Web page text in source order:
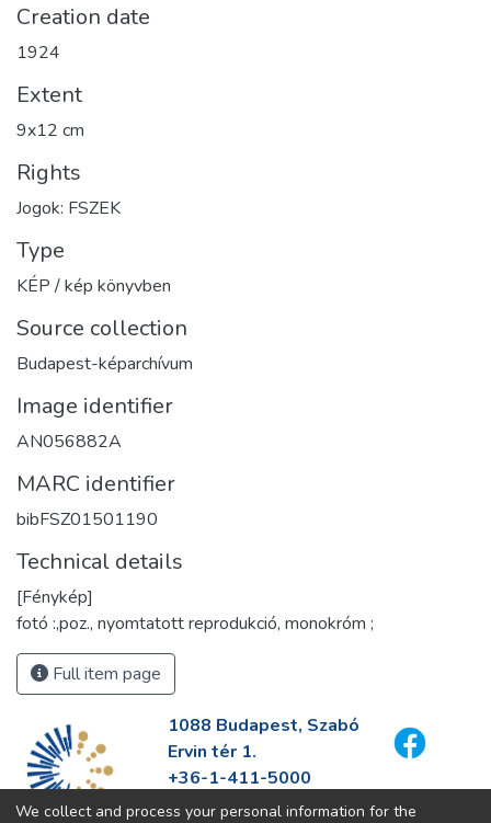
Creation date
1924
Extent
9x12 cm
Rights
Jogok: FSZEK
Type
KÉP / kép könyvben
Source collection
Budapest-képarchívum
Image identifier
AN056882A
MARC identifier
bibFSZ01501190
Technical details
[Fénykép]
fotó :,poz., nyomtatott reprodukció, monokróm ;
Full item page
1088 Budapest, Szabó
Ervin tér 1.
+36-1-411-5000
info@fszek.hu
We collect and process your personal information for the